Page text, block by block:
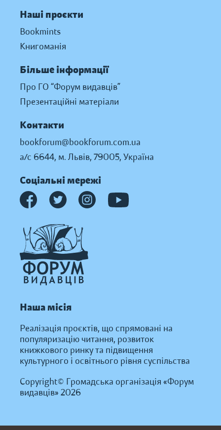
Наші проєкти
Bookmints
Книгоманія
Більше інформації
Про ГО “Форум видавців”
Презентаційні матеріали
Контакти
bookforum@bookforum.com.ua
а/с 6644, м. Львів, 79005, Україна
Соціальні мережі
Наша місія
Реалізація проєктів, що спрямовані на
популяризацію читання, розвиток
книжкового ринку та підвищення
культурного і освітнього рівня суспільства
Copyright© Громадська організація «Форум
видавців» 2026